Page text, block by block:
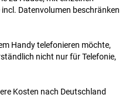
Datenvolumen beschränken
Handy telefonieren möchte,
nicht nur für Telefonie,
Kosten nach Deutschland